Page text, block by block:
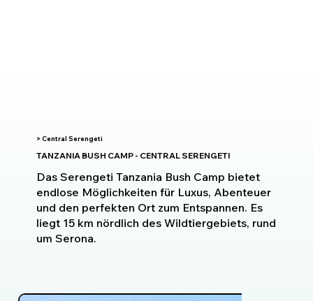
> Central Serengeti
TANZANIA BUSH CAMP - CENTRAL SERENGETI
Das Serengeti Tanzania Bush Camp bietet
endlose Möglichkeiten für Luxus, Abenteuer
und den perfekten Ort zum Entspannen. Es
liegt 15 km nördlich des Wildtiergebiets, rund
um Serona.